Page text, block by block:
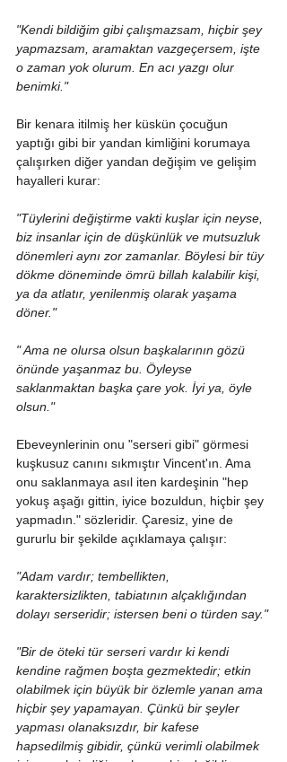
"Kendi bildiğim gibi çalışmazsam, hiçbir şey
yapmazsam, aramaktan vazgeçersem, işte
o zaman yok olurum. En acı yazgı olur
benimki."
Bir kenara itilmiş her küskün çocuğun
yaptığı gibi bir yandan kimliğini korumaya
çalışırken diğer yandan değişim ve gelişim
hayalleri kurar:
"Tüylerini değiştirme vakti kuşlar için neyse,
biz insanlar için de düşkünlük ve mutsuzluk
dönemleri aynı zor zamanlar. Böylesi bir tüy
dökme döneminde ömrü billah kalabilir kişi,
ya da atlatır, yenilenmiş olarak yaşama
döner."
" Ama ne olursa olsun başkalarının gözü
önünde yaşanmaz bu. Öyleyse
saklanmaktan başka çare yok. İyi ya, öyle
olsun."
Ebeveynlerinin onu "serseri gibi" görmesi
kuşkusuz canını sıkmıştır Vincent'ın. Ama
onu saklanmaya asıl iten kardeşinin "hep
yokuş aşağı gittin, iyice bozuldun, hiçbir şey
yapmadın." sözleridir. Çaresiz, yine de
gururlu bir şekilde açıklamaya çalışır:
"Adam vardır; tembellikten,
karaktersizlikten, tabiatının alçaklığından
dolayı serseridir; istersen beni o türden say."
"Bir de öteki tür serseri vardır ki kendi
kendine rağmen boşta gezmektedir; etkin
olabilmek için büyük bir özlemle yanan ama
hiçbir şey yapamayan. Çünkü bir şeyler
yapması olanaksızdır, bir kafese
hapsedilmiş gibidir, çünkü verimli olabilmek